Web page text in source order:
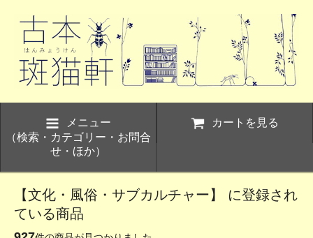
メニュー
（検索・カテゴリー・お問合
せ・ほか）
カートを見る
【文化・風俗・サブカルチャー】 に登録され
ている商品